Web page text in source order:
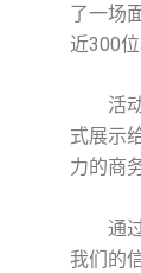
了一场
近300位
活动
式展示
力的商
通过
我们的